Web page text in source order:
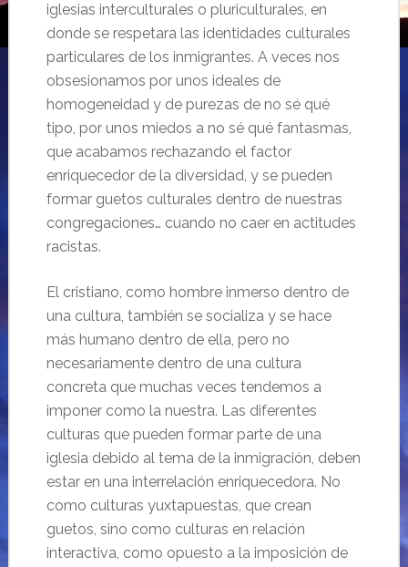
iglesias interculturales o pluriculturales, en
donde se respetara las identidades culturales
particulares de los inmigrantes. A veces nos
obsesionamos por unos ideales de
homogeneidad y de purezas de no sé qué
tipo, por unos miedos a no sé qué fantasmas,
que acabamos rechazando el factor
enriquecedor de la diversidad, y se pueden
formar guetos culturales dentro de nuestras
congregaciones… cuando no caer en actitudes
racistas.
El cristiano, como hombre inmerso dentro de
una cultura, también se socializa y se hace
más humano dentro de ella, pero no
necesariamente dentro de una cultura
concreta que muchas veces tendemos a
imponer como la nuestra. Las diferentes
culturas que pueden formar parte de una
iglesia debido al tema de la inmigración, deben
estar en una interrelación enriquecedora. No
como culturas yuxtapuestas, que crean
guetos, sino como culturas en relación
interactiva, como opuesto a la imposición de